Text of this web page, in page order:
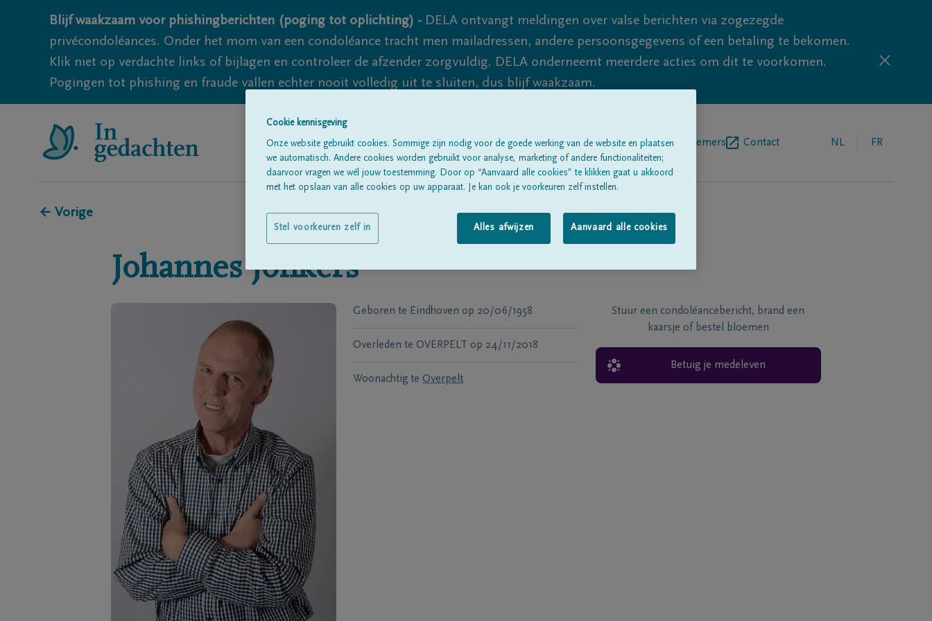
Blijf waakzaam voor phishingberichten (poging tot oplichting) - DELA ontvangt meldingen over valse berichten via zogezegde
privécondoléances. Onder het mom van een condoléance tracht men mailadressen, andere persoonsgegevens of een betaling te bekomen.
Klik niet op verdachte links of bijlagen en controleer de afzender zorgvuldig. DELA onderneemt meerdere acties om dit te voorkomen.
Pogingen tot phishing en fraude vallen echter nooit volledig uit te sluiten, dus blijf waakzaam.
Alle rouwberichtenOver onsBegrafenisondernemers Contact NL FR
← Vorige
Johannes Jonkers
Geboren te Eindhoven op 20/06/1958
Overleden te OVERPELT op 24/11/2018
Woonachtig te Overpelt
Stuur een condoléancebericht, brand een
kaarsje of bestel bloemen
Betuig je medeleven
Cookie kennisgeving
Onze website gebruikt cookies. Sommige zijn nodig voor de goede werking van de website en plaatsen
we automatisch. Andere cookies worden gebruikt voor analyse, marketing of andere functionaliteiten;
daarvoor vragen we wél jouw toestemming. Door op “Aanvaard alle cookies” te klikken gaat u akkoord
met het opslaan van alle cookies op uw apparaat. Je kan ook je voorkeuren zelf instellen.
Alles afwijzen Aanvaard alle cookies
Stel voorkeuren zelf in